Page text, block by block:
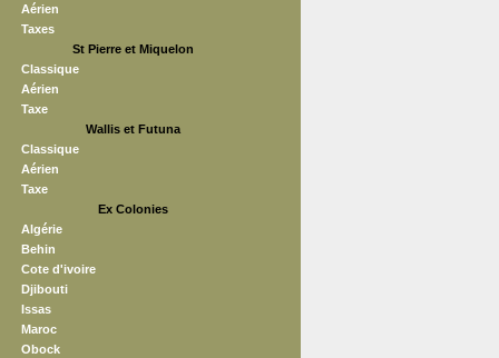
Aérien
Taxes
St Pierre et Miquelon
Classique
Aérien
Taxe
Wallis et Futuna
Classique
Aérien
Taxe
Ex Colonies
Algérie
Behin
Cote d'ivoire
Djibouti
Issas
Maroc
Obock